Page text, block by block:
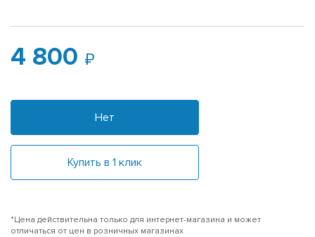
4 800
Нет
Купить в 1 клик
*Цена действительна только для интернет-магазина и может
отличаться от цен в розничных магазинах